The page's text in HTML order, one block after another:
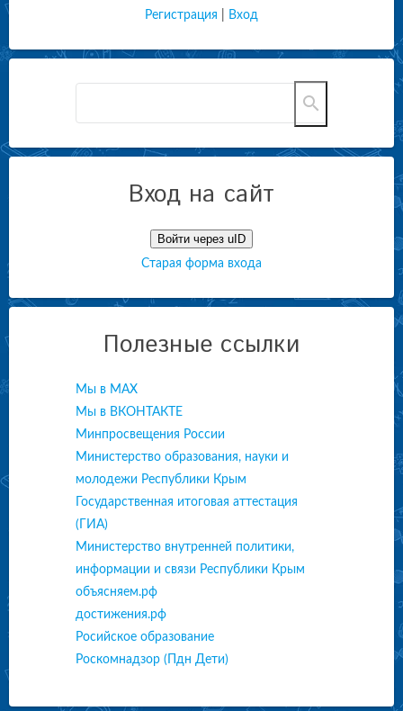
Регистрация
Вход
Вход на сайт
Войти через uID
Старая форма входа
Полезные ссылки
Мы в МАХ
Мы в ВКОНТАКТЕ
Минпросвещения России
Министерство образования, науки и
молодежи Республики Крым
Государственная итоговая аттестация
(ГИА)
Министерство внутренней политики,
информации и связи Республики Крым
объясняем.рф
достижения.рф
Росийское образование
Роскомнадзор (Пдн Дети)